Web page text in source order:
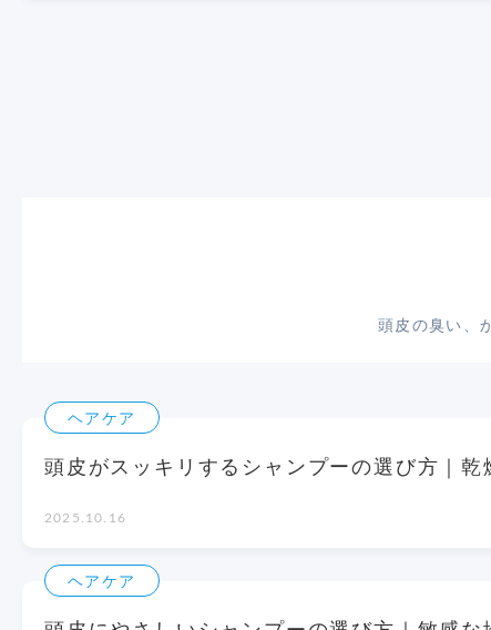
頭皮の臭い、
ヘアケア
頭皮がスッキリするシャンプーの選び方｜
2025.10.16
ヘアケア